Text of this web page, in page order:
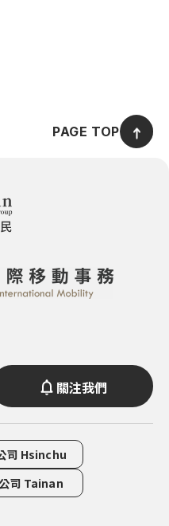
PAGE TOP
關注我們
司 Hsinchu
司 Tainan